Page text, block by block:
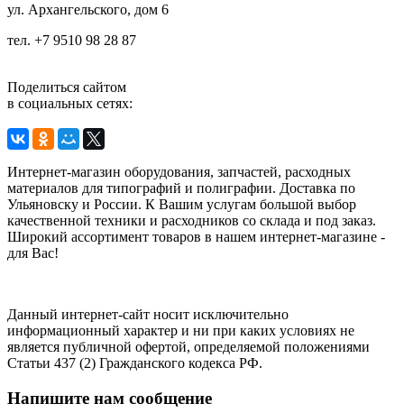
ул. Архангельского, дом 6
тел. +7 9510 98 28 87
Поделиться сайтом
в социальных сетях:
Интернет-магазин оборудования, запчастей, расходных
материалов для типографий и полиграфии. Доставка по
Ульяновску и России. К Вашим услугам большой выбор
качественной техники и расходников со склада и под заказ.
Широкий ассортимент товаров в нашем интернет-магазине -
для Вас!
Данный интернет-сайт носит исключительно
информационный характер и ни при каких условиях не
является публичной офертой, определяемой положениями
Статьи 437 (2) Гражданского кодекса РФ.
Напишите нам сообщение